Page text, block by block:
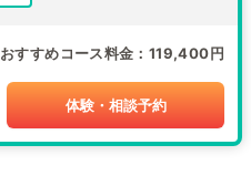
おすすめコース料金 119,400円
体験・相談予約